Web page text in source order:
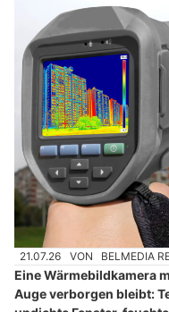
21.07.26 VON BELMEDIA
Eine Wärmebildkamera
Auge verborgen bleibt: